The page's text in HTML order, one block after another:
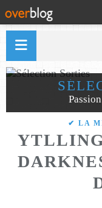
✔ LA